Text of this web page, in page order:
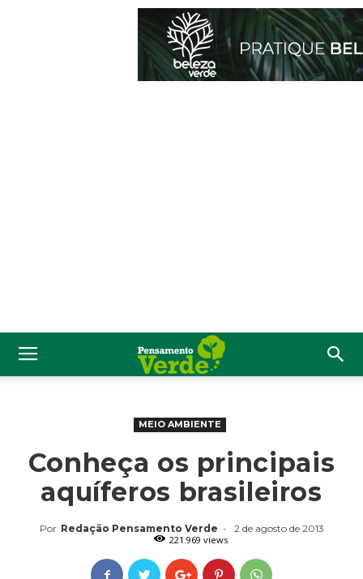
MEIO AMBIENTE
Conheça os principais
aquíferos brasileiros
Por Redação Pensamento Verde -
2 de agosto de 2013
221.969 views